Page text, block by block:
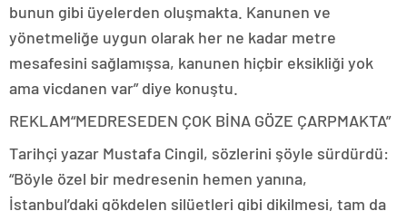
bunun gibi üyelerden oluşmakta. Kanunen ve
yönetmeliğe uygun olarak her ne kadar metre
mesafesini sağlamışsa, kanunen hiçbir eksikliği yok
ama vicdanen var” diye konuştu.
REKLAM“MEDRESEDEN ÇOK BİNA GÖZE ÇARPMAKTA”
Tarihçi yazar Mustafa Cingil, sözlerini şöyle sürdürdü:
“Böyle özel bir medresenin hemen yanına,
İstanbul’daki gökdelen silüetleri gibi dikilmesi, tam da